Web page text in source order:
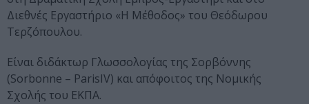
Διεθνές Εργαστήριο «Η Μέθοδος» του Θεόδωρου
Τερζόπουλου.
Είναι διδάκτωρ Γλωσσολογίας της Σορβόννης
(Sorbonne – ParisIV) και απόφοιτος της Νομικής
Σχολής του ΕΚΠΑ.